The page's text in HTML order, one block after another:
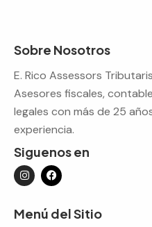
Sobre Nosotros
E. Rico Assessors
Asesores fiscales,
legales con más de 25
experiencia.
Siguenos en
Menú del Sitio